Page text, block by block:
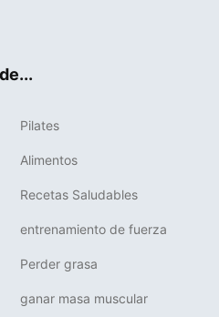
Pilates
Alimentos
Recetas Saludables
entrenamiento de fuerza
Perder grasa
ganar masa muscular